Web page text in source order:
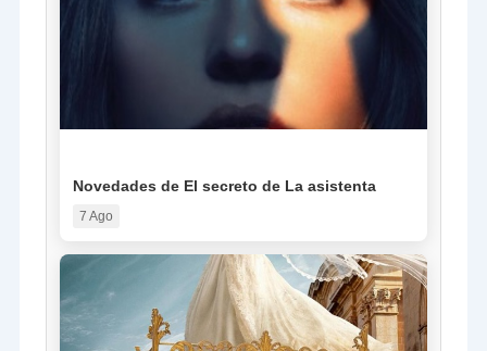
Novedades de El secreto de La asistenta
7 Ago